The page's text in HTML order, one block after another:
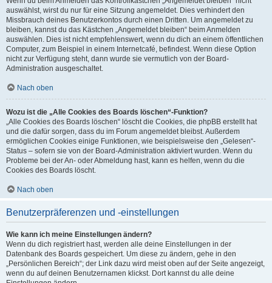
auswählst, wirst du nur für eine Sitzung angemeldet. Dies verhindert den
Missbrauch deines Benutzerkontos durch einen Dritten. Um angemeldet zu
bleiben, kannst du das Kästchen „Angemeldet bleiben“ beim Anmelden
auswählen. Dies ist nicht empfehlenswert, wenn du dich an einem öffentlichen
Computer, zum Beispiel in einem Internetcafé, befindest. Wenn diese Option
nicht zur Verfügung steht, dann wurde sie vermutlich von der Board-
Administration ausgeschaltet.
Nach oben
Wozu ist die „Alle Cookies des Boards löschen“-Funktion?
„Alle Cookies des Boards löschen“ löscht die Cookies, die phpBB erstellt hat
und die dafür sorgen, dass du im Forum angemeldet bleibst. Außerdem
ermöglichen Cookies einige Funktionen, wie beispielsweise den „Gelesen“-
Status – sofern sie von der Board-Administration aktiviert wurden. Wenn du
Probleme bei der An- oder Abmeldung hast, kann es helfen, wenn du die
Cookies des Boards löscht.
Nach oben
Benutzerpräferenzen und -einstellungen
Wie kann ich meine Einstellungen ändern?
Wenn du dich registriert hast, werden alle deine Einstellungen in der
Datenbank des Boards gespeichert. Um diese zu ändern, gehe in den
„Persönlichen Bereich“; der Link dazu wird meist oben auf der Seite angezeigt,
wenn du auf deinen Benutzernamen klickst. Dort kannst du alle deine